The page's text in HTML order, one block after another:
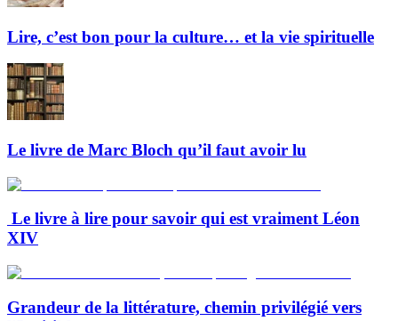
Lire, c’est bon pour la culture… et la vie spirituelle
Le livre de Marc Bloch qu’il faut avoir lu
Le livre à lire pour savoir qui est vraiment Léon
XIV
Grandeur de la littérature, chemin privilégié vers